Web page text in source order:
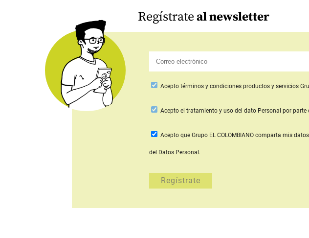
Regístrateal newsletter
Acepto términos y condiciones productos y servicios
Aceptoel tratamiento y uso del dato Personal por parte
Acepto que Grupo EL COLOMBIANO comparta mis
del Datos Personal.